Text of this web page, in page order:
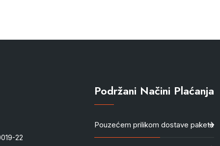
22
Podržani Načini Plaćanja
Pouzećem prilikom dostave paketa